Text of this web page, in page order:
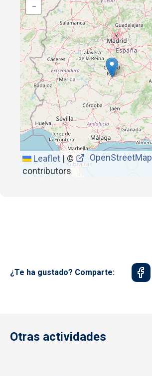
−
Leaflet | ©
OpenStreetMap
contributors
¿Te ha gustado? Comparte:
Otras actividades